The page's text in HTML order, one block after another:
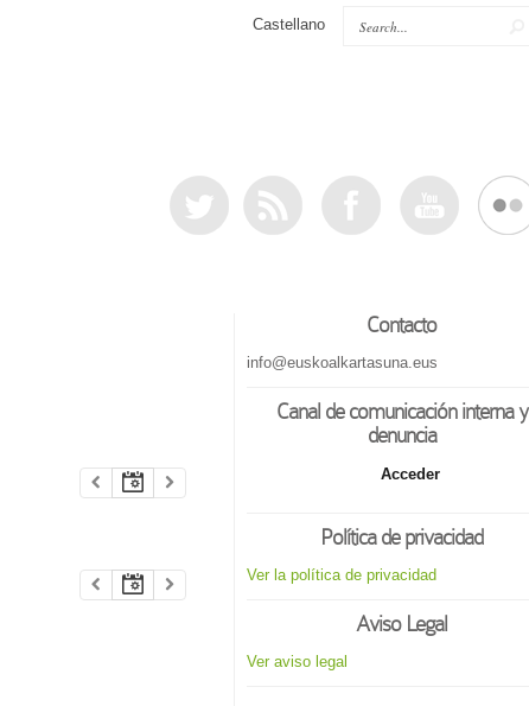
Castellano
Contacto
info@euskoalkartasuna.eus
Canal de comunicación interna y
denuncia
Acceder
Política de privacidad
Ver la política de privacidad
Aviso Legal
Ver aviso legal